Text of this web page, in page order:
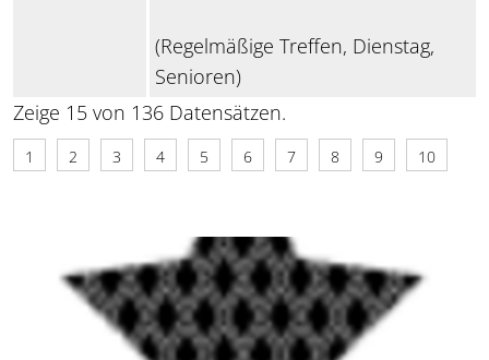
(Regelmäßige Treffen, Dienstag,
Senioren)
Zeige 15 von 136 Datensätzen.
1 2 3 4 5 6 7 8 9 10